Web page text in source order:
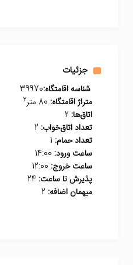
جزئیات
شناسه اقامتگاه:39970
متراژ اقامتگاه:
2
اتاق‌ها:
تعداد اتاق‌خواب:
تعداد حمام:
ساعت ورود:
ساعت خروج:
پذیرش تا ساعت:
میهمان اضافه: